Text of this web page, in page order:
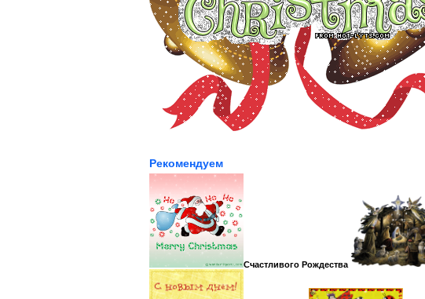
Рекомендуем
Счастливого Рождества